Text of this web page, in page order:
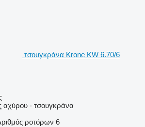
τσουγκράνα Krone KW 6.70/6
αχύρου - τσουγκράνα
ροτόρων 6